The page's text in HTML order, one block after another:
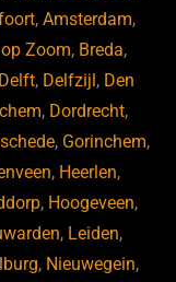
,Amsterdam,
Zoom, Breda,
Delft, Delfzijl, Den
, Dordrecht,
, Gorinchem,
, Heerlen,
, Hoogeveen,
, Leiden,
, Nieuwegein,